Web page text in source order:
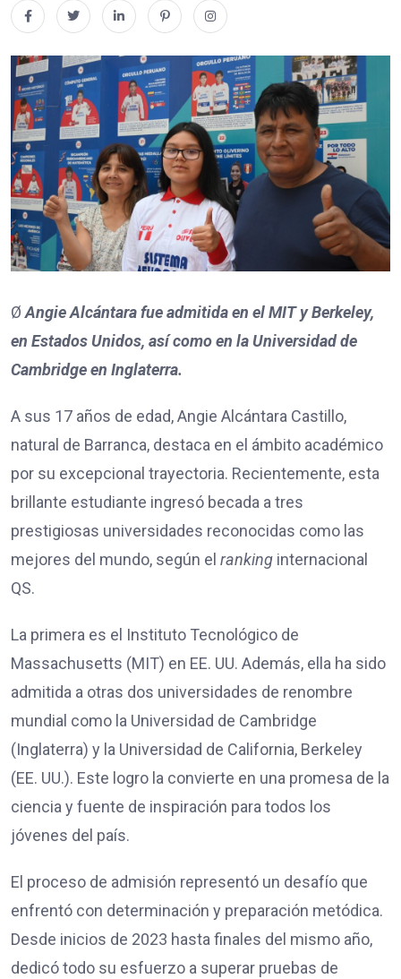
ØAngie Alcántara fue admitida en el MIT y Berkeley,
en Estados Unidos, así como en la Universidad de
Cambridge en Inglaterra.
A sus 17 años de edad, Angie Alcántara Castillo,
natural de Barranca, destaca en el ámbito académico
por su excepcional trayectoria. Recientemente, esta
brillante estudiante ingresó becada a tres
prestigiosas universidades reconocidas como las
mejores del mundo, según el ranking internacional
QS.
La primera es el Instituto Tecnológico de
Massachusetts (MIT) en EE. UU. Además, ella ha sido
admitida a otras dos universidades de renombre
mundial como la Universidad de Cambridge
(Inglaterra) y la Universidad de California, Berkeley
(EE. UU.). Este logro la convierte en una promesa de la
ciencia y fuente de inspiración para todos los
jóvenes del país.
El proceso de admisión representó un desafío que
enfrentó con determinación y preparación metódica.
Desde inicios de 2023 hasta finales del mismo año,
dedicó todo su esfuerzo a superar pruebas de